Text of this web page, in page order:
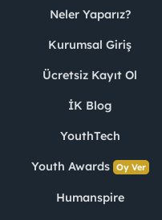
Neler Yaparız?
Kurumsal Giriş
Ücretsiz Kayıt Ol
İK Blog
YouthTech
Youth Awards Oy Ver
Humanspire